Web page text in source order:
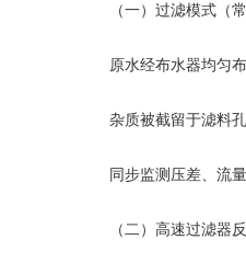
（一）过滤模式（常
原水经布水器均匀布
杂质被截留于滤料孔
同步监测压差、流量
（二）高速过滤器反